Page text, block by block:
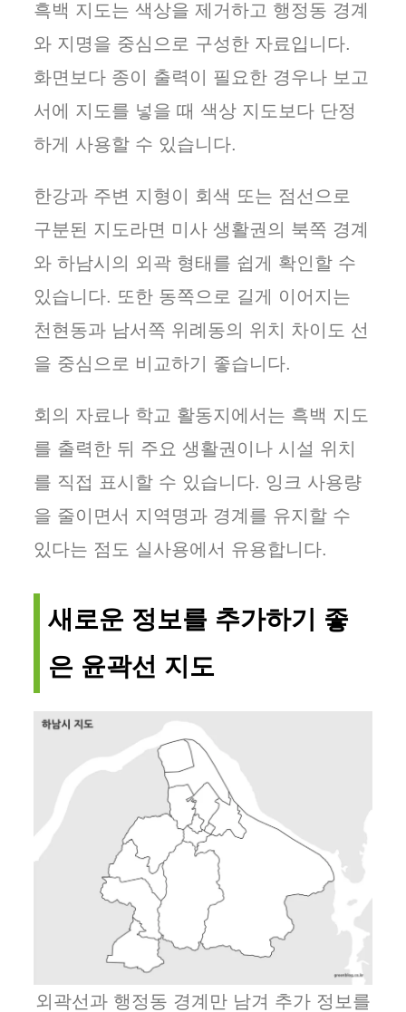
흑백 지도는 색상을 제거하고 행정동 경계
와 지명을 중심으로 구성한 자료입니다.
화면보다 종이 출력이 필요한 경우나 보고
서에 지도를 넣을 때 색상 지도보다 단정
하게 사용할 수 있습니다.
한강과 주변 지형이 회색 또는 점선으로
구분된 지도라면 미사 생활권의 북쪽 경계
와 하남시의 외곽 형태를 쉽게 확인할 수
있습니다. 또한 동쪽으로 길게 이어지는
천현동과 남서쪽 위례동의 위치 차이도 선
을 중심으로 비교하기 좋습니다.
회의 자료나 학교 활동지에서는 흑백 지도
를 출력한 뒤 주요 생활권이나 시설 위치
를 직접 표시할 수 있습니다. 잉크 사용량
을 줄이면서 지역명과 경계를 유지할 수
있다는 점도 실사용에서 유용합니다.
새로운 정보를 추가하기 좋
은 윤곽선 지도
외곽선과 행정동 경계만 남겨 추가 정보를